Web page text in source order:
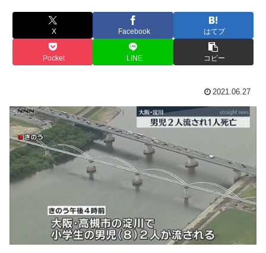
X Facebook はてブ
Pocket LINE コピー
2021.06.27